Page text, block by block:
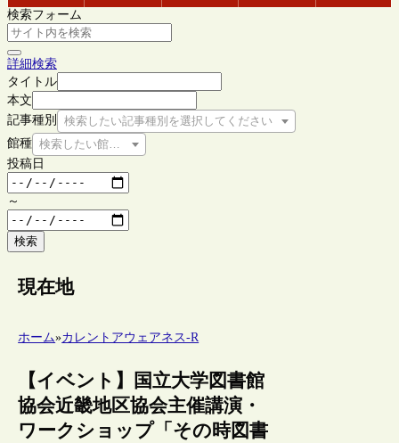
検索フォーム
詳細検索
タイトル
本文
記事種別
検索したい記事種別を選択してください
館種 検索したい館種を選択してください
投稿日
～
検索
現在地
ホーム»カレントアウェアネス-R
【イベント】国立大学図書館
協会近畿地区協会主催講演・
ワークショップ「その時図書